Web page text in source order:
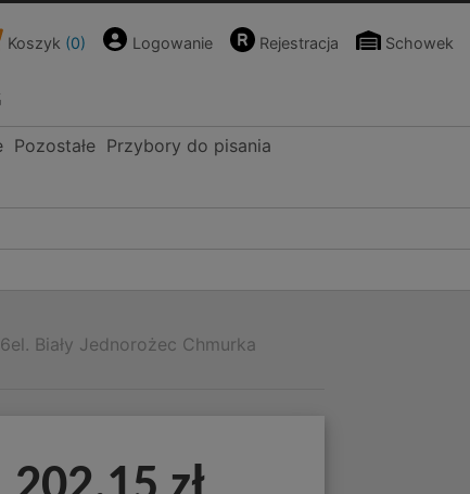
Koszyk (0) Logowanie Rejestracja Schowek
Pozostałe Przybory do pisania
Biały Jednorożec Chmurka